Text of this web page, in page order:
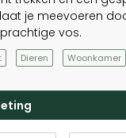
laat je meevoeren
vos.
Dieren Woonkamer